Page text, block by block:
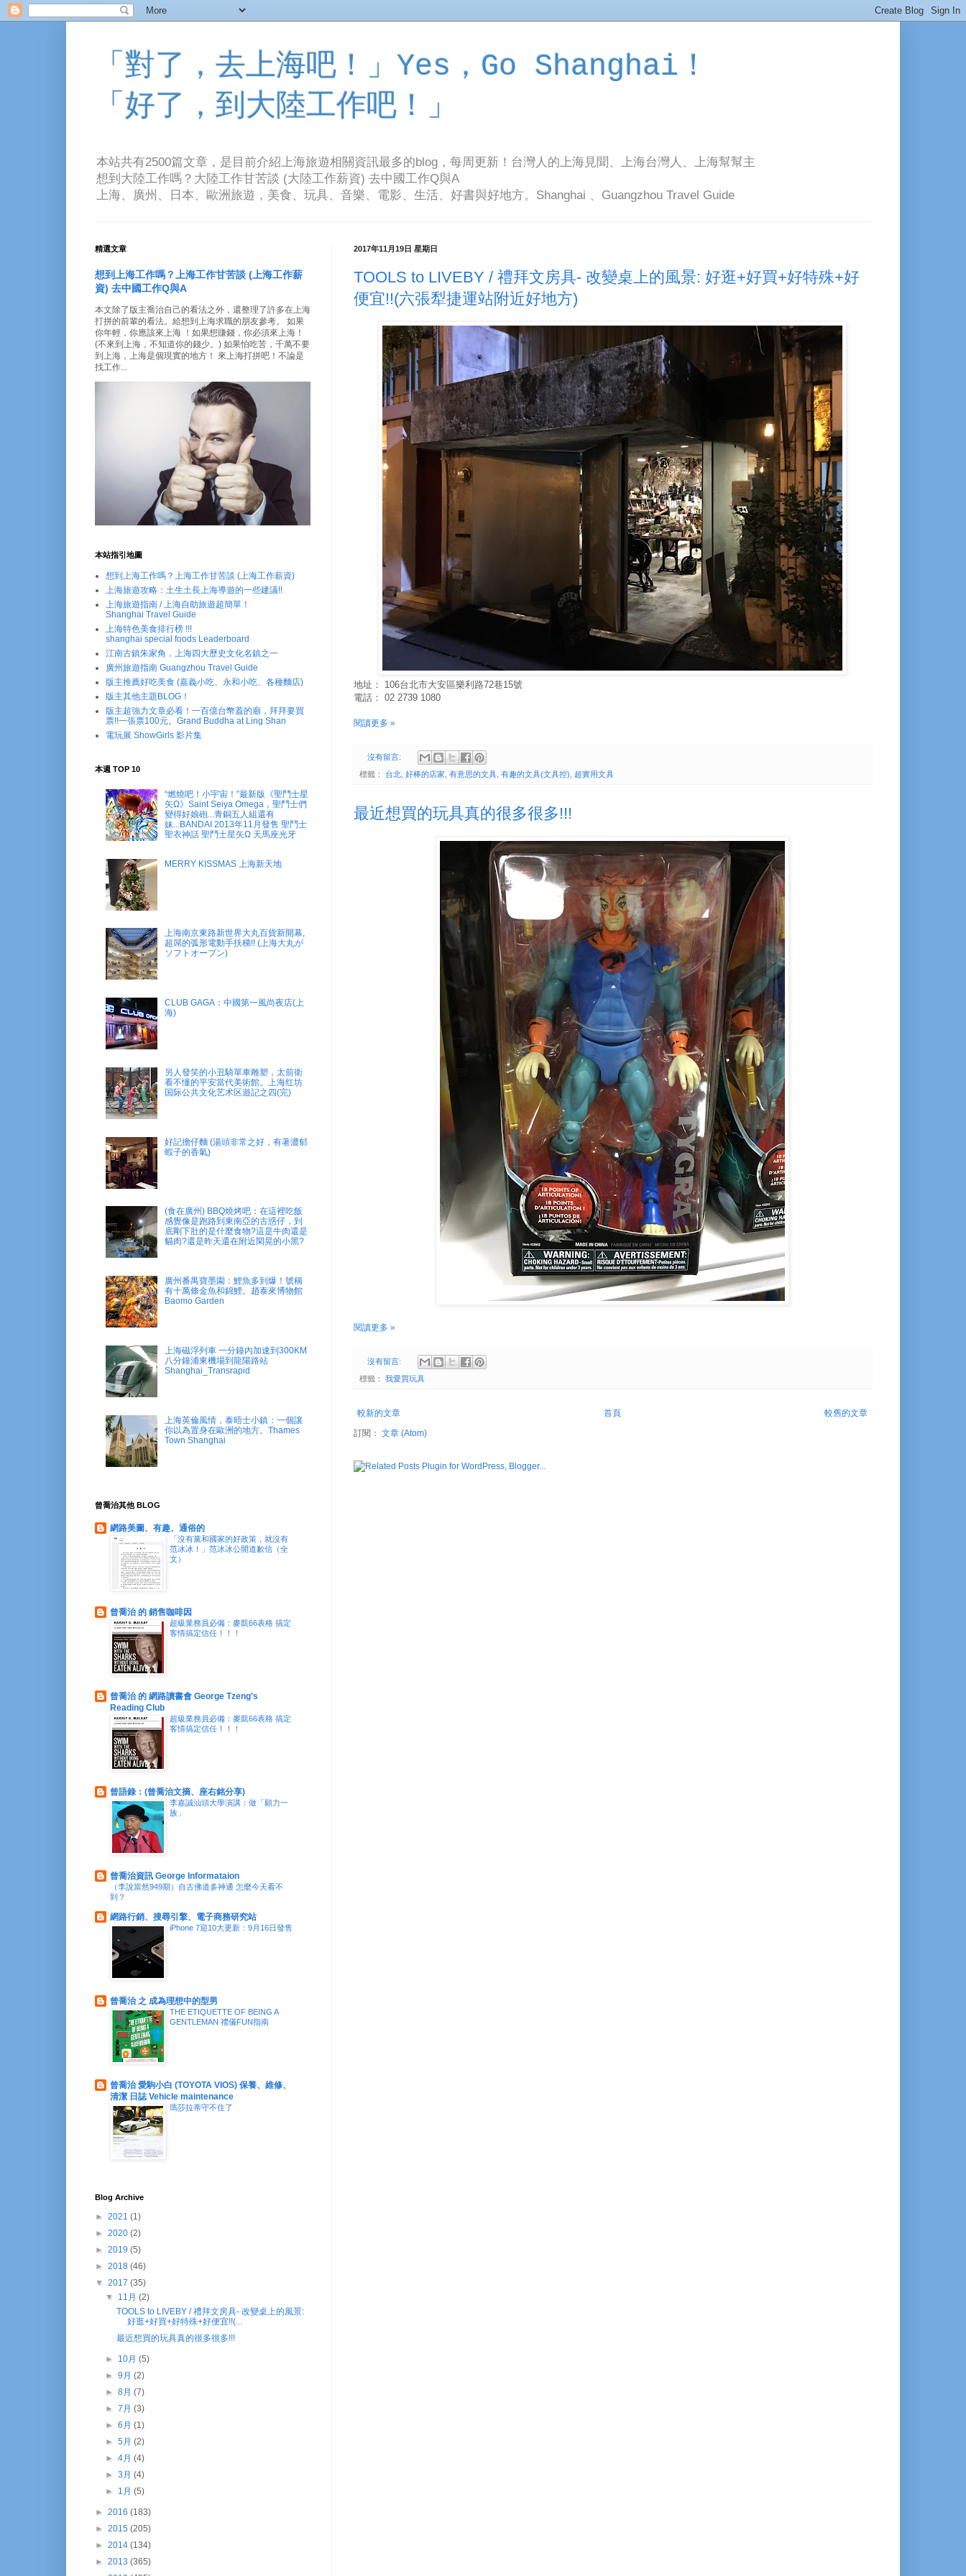
「對了，去上海吧！」Yes，Go Shanghai！
「好了，到大陸工作吧！」
本站共有2500篇文章，是目前介紹上海旅遊相關資訊最多的blog，每周更新！台灣人的上海見聞、上海台灣人、上海幫幫主
想到大陸工作嗎？大陸工作甘苦談 (大陸工作薪資) 去中國工作Q與A
上海、廣州、日本、歐洲旅遊，美食、玩具、音樂、電影、生活、好書與好地方。Shanghai 、Guangzhou Travel Guide
2017年11月19日 星期日
TOOLS to LIVEBY / 禮拜文房具- 改變桌上的風景: 好逛+好買+好特殊+好
便宜!!(六張犁捷運站附近好地方)
地址： 106台北市大安區樂利路72巷15號
電話： 02 2739 1080
閱讀更多 »
沒有留言:
標籤： 台北, 好棒的店家, 有意思的文具, 有趣的文具(文具控), 超實用文具
最近想買的玩具真的很多很多!!!
閱讀更多 »
沒有留言:
標籤： 我愛買玩具
較新的文章 較舊的文章
首頁
訂閱： 文章 (Atom)
精選文章
想到上海工作嗎？上海工作甘苦談 (上海工作薪
資) 去中國工作Q與A
本文除了版主喬治自己的看法之外，還整理了許多在上海
打拼的前輩的看法。給想到上海求職的朋友參考。 如果
你年輕，你應該來上海 ！如果想賺錢，你必須來上海！
(不來到上海，不知道你的錢少。) 如果怕吃苦，千萬不要
到上海，上海是個現實的地方！ 來上海打拼吧！不論是
找工作...
本站指引地圖
想到上海工作嗎？上海工作甘苦談 (上海工作薪資)
上海旅遊攻略：土生土長上海導遊的一些建議!!
上海旅遊指南 / 上海自助旅遊超簡單！
Shanghai Travel Guide
上海特色美食排行榜 !!!
shanghai special foods Leaderboard
江南古鎮朱家角，上海四大歷史文化名鎮之一
廣州旅遊指南 Guangzhou Travel Guide
版主推薦好吃美食 (嘉義小吃、永和小吃、各種麵店)
版主其他主題BLOG！
版主超強力文章必看！一百億台幣蓋的廟，拜拜要買
票!!一張票100元。Grand Buddha at Ling Shan
電玩展 ShowGirls 影片集
本週 TOP 10
“燃燒吧！小宇宙！”最新版《聖鬥士星
矢Ω》Saint Seiya Omega，聖鬥士們
變得好娘砲...青銅五人組還有
妹...BANDAI 2013年11月發售 聖鬥士
聖衣神話 聖鬥士星矢Ω 天馬座光牙
MERRY KISSMAS 上海新天地
上海南京東路新世界大丸百貨新開幕,
超屌的弧形電動手扶梯!! (上海大丸が
ソフトオープン)
CLUB GAGA：中國第一風尚夜店(上
海)
另人發笑的小丑騎單車雕塑，太前衛
看不懂的平安當代美術館。上海红坊
国际公共文化艺术区遊記之四(完)
好記擔仔麵 (湯頭非常之好，有著濃郁
蝦子的香氣)
(食在廣州) BBQ燒烤吧：在這裡吃飯
感覺像是跑路到東南亞的古惑仔，到
底剛下肚的是什麼食物?這是牛肉還是
貓肉?還是昨天還在附近閑晃的小黑?
廣州番禺寶墨園：鯉魚多到爆！號稱
有十萬條金魚和錦鯉。趙泰來博物館
Baomo Garden
上海磁浮列車 一分鐘內加速到300KM
八分鐘浦東機場到龍陽路站
Shanghai_Transrapid
上海英倫風情，泰晤士小鎮：一個讓
你以為置身在歐洲的地方。Thames
Town Shanghai
曾喬治其他 BLOG
網路美圖、有趣、通俗的
「沒有黨和國家的好政策，就沒有
范冰冰！」范冰冰公開道歉信（全
文）
曾喬治 的 銷售咖啡因
超級業務員必備：麥凱66表格 搞定
客情搞定信任！！！
曾喬治 的 網路讀書會 George Tzeng's
Reading Club
超級業務員必備：麥凱66表格 搞定
客情搞定信任！！！
曾語錄：(曾喬治文摘、座右銘分享)
李嘉誠汕頭大學演講：做「願力一
族」
曾喬治資訊 George Informataion
（李說當然949期）自古佛道多神通 怎麼今天看不
到？
網路行銷、搜尋引擎、電子商務研究站
iPhone 7迎10大更新：9月16日發售
曾喬治 之 成為理想中的型男
THE ETIQUETTE OF BEING A
GENTLEMAN 禮儀FUN指南
曾喬治 愛駒小白 (TOYOTA VIOS) 保養、維修、
清潔 日誌 Vehicle maintenance
瑪莎拉蒂守不住了
Blog Archive
► 2021 (1)
► 2020 (2)
► 2019 (5)
► 2018 (46)
▼ 2017 (35)
▼ 11月(2)
TOOLS to LIVEBY / 禮拜文房具- 改變桌上的風景:
好逛+好買+好特殊+好便宜!!(...
最近想買的玩具真的很多很多!!!
► 10月(5)
►9月(2)
►8月(7)
►7月(3)
►6月(1)
►5月(2)
►4月(4)
►3月(4)
► 1月(5)
► 2016 (183)
► 2015 (205)
► 2014 (134)
► 2013 (365)